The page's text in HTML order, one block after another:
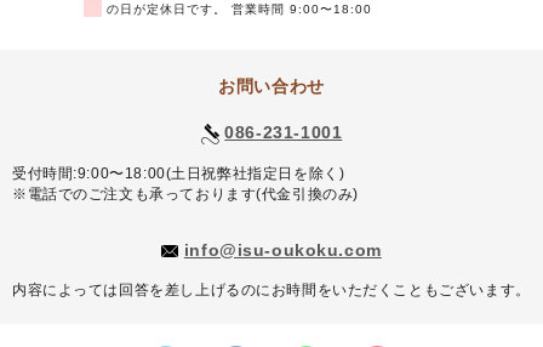
の日が定休日です。 営業時間 9:00〜18:00
お問い合わせ
086-231-1001
受付時間:9:00〜18:00(土日祝弊社指定日を除く)
※電話でのご注文も承っております(代金引換のみ)
info@isu-oukoku.com
内容によっては回答を差し上げるのにお時間をいただくこともございます。